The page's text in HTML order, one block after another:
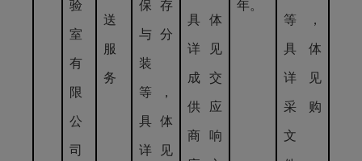
验
室
有
限
公
司
送
服
务
保存
与分
装
等，
具体
详见
具体
详见
成交
供应
商响
年。
等，
具体
详见
采购
文